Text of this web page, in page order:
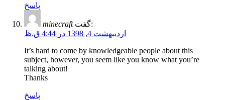
پاسخ
minecraft
گفت:
اردیبهشت 4, 1398 در 4:44 ق.ظ
It’s hard to come by knowledgeable people about this
subject, however, you seem like you know what you’re
talking about!
Thanks
پاسخ